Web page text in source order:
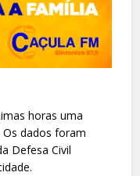
horas uma
dados foram
Defesa Civil